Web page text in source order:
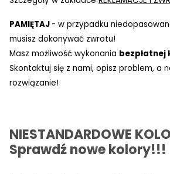
PAMIĘTAJ - w przypadku
musisz dokonywać zwrotu!
Masz możliwość wykonania bezpłatnej
Skontaktuj się z nami, opisz problem, a
rozwiązanie!
NIESTANDARDOWE
Sprawdź nowe kolory!!!